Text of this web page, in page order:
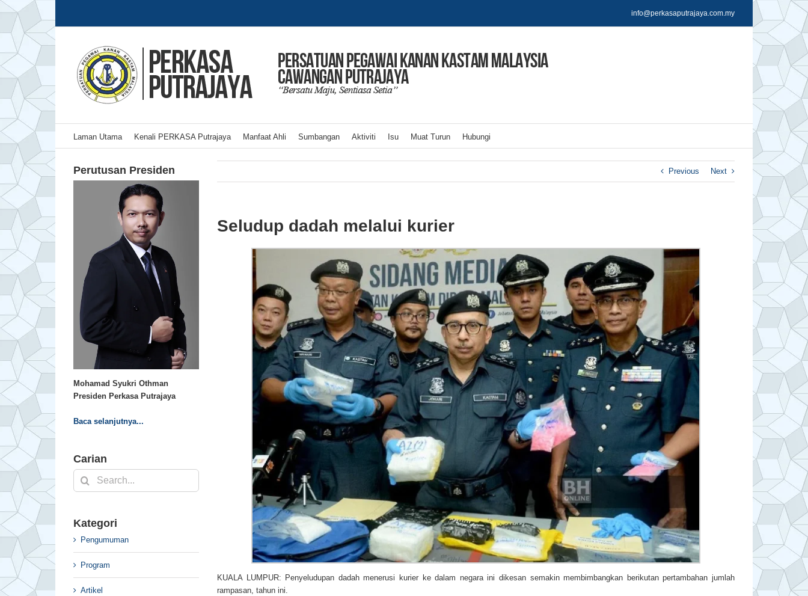
Skip
content
info@perkasaputrajaya.com.my
Laman Utama Kenali PERKASA Putrajaya Manfaat Ahli Sumbangan Aktiviti Isu Muat Turun Hubungi
Previous Next
Seludup dadah melalui kurier
KUALA LUMPUR: Penyeludupan dadah menerusi kurier ke dalam negara ini dikesan semakin membimbangkan berikutan pertambahan jumlah
rampasan, tahun ini.
Perutusan Presiden
Mohamad Syukri Othman
Presiden Perkasa Putrajaya
Baca selanjutnya...
Carian
Search
for:
Kategori
Pengumuman
Program
Artikel